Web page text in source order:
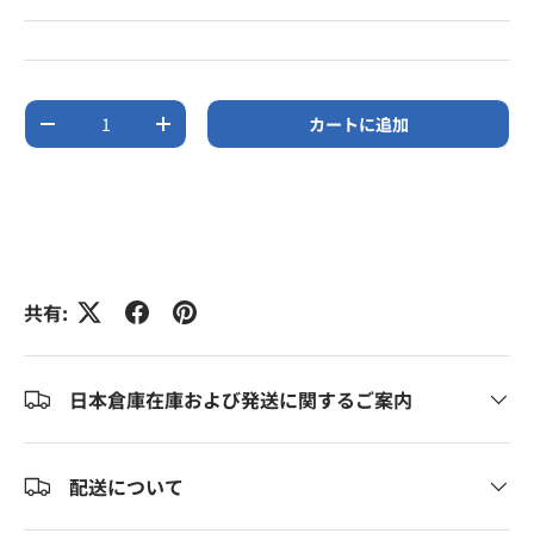
数量
数量を減らす
数量を増やす カートに追加
共有:
日本倉庫在庫および発送に関するご案内
配送について